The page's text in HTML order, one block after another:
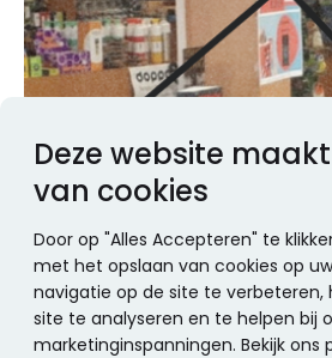
Deze website
van cookies
Door op "Alles Accepteren" te
met het opslaan van cookies op
navigatie op de site te verbeteren,
site te analyseren en te helpen bij
marketinginspanningen. Bekijk ons